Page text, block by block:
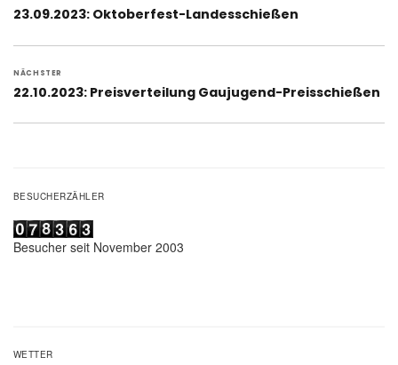
Vorheriger
23.09.2023: Oktoberfest-Landesschießen
NÄCHSTER
Nächster
22.10.2023: Preisverteilung Gaujugend-Preisschießen
BESUCHERZÄHLER
Besucher seit November 2003
WETTER